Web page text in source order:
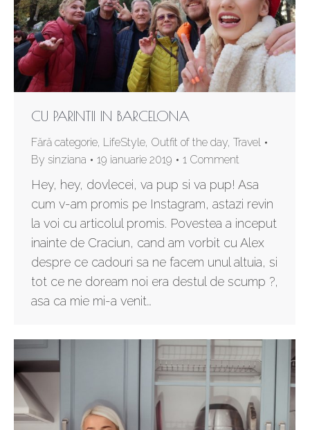
CU PARINTII IN BARCELONA
Fără categorie, LifeStyle, Outfit of the day, Travel
By sinziana 19 ianuarie 2019 1 Comment
Hey, hey, dovlecei, va pup si va pup! Asa
cum v-am promis pe Instagram, astazi revin
la voi cu articolul promis. Povestea a inceput
inainte de Craciun, cand am vorbit cu Alex
despre ce cadouri sa ne facem unul altuia, si
tot ce ne doream noi era destul de scump ?,
asa ca mie mi-a venit…